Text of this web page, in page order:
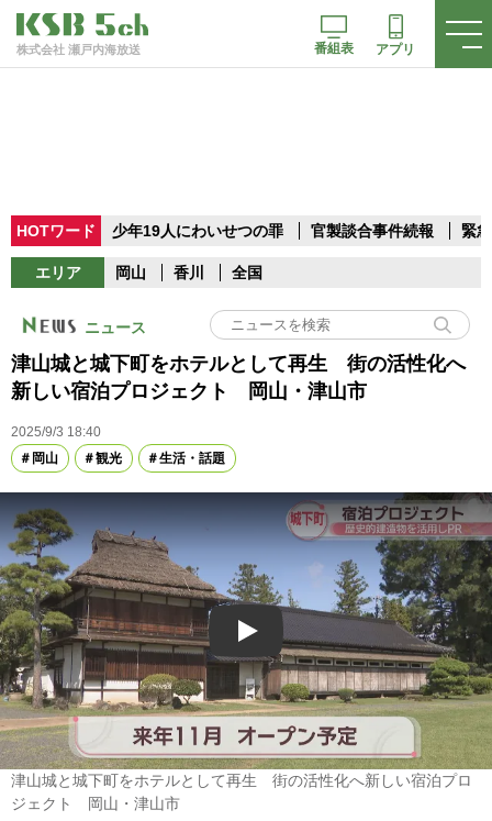
株式会社 瀬戸内海放送 番組表 アプリ
HOTワード 少年19人にわいせつの罪 官製談合事件続報 緊
エリア 岡山 香川 全国
ニュース
津山城と城下町をホテルとして再生 街の活性化へ
新しい宿泊プロジェクト 岡山・津山市
2025/9/3 18:40
岡山
観光 生活・話題
Play
津山城と城下町をホテルとして再生 街の活性化へ新しい宿泊プロ
ジェクト 岡山・津山市